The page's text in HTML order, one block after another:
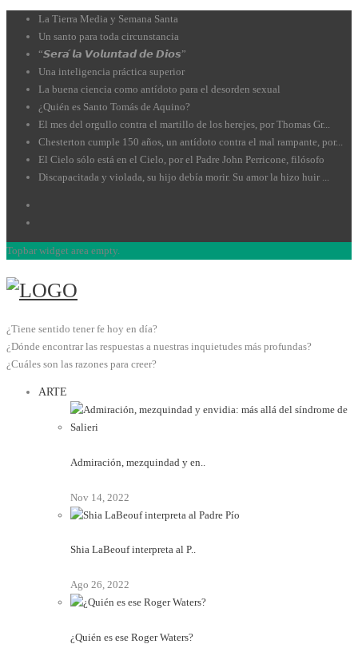
La Tierra Media y Semana Santa
Un santo para toda circunstancia
“𝙎𝙚𝙧𝙖́ 𝙡𝙖 𝙑𝙤𝙡𝙪𝙣𝙩𝙖𝙙 𝙙𝙚 𝘿𝙞𝙤𝙨”
Una inteligencia práctica superior
La buena ciencia como antídoto para el desorden sexual
¿Quién es Santo Tomás de Aquino?
El mes del orgullo contra el martillo de los herejes, por Thomas Gr...
Chesterton cumple 150 años, un antídoto contra el mal rampante, por...
El Cielo sólo está en el Cielo, por el Padre John Perricone, filósofo
Discapacitada y violada, su hijo debía morir. Su amor la hizo huir ...
Topbar widget area empty.
¿Tiene sentido tener fe hoy en día?
¿Dónde encontrar las respuestas a nuestras inquietudes más profundas?
¿Cuáles son las razones para creer?
ARTE
Admiración, mezquindad y en..
Nov 14, 2022
Shia LaBeouf interpreta al P..
Ago 26, 2022
¿Quién es ese Roger Waters?